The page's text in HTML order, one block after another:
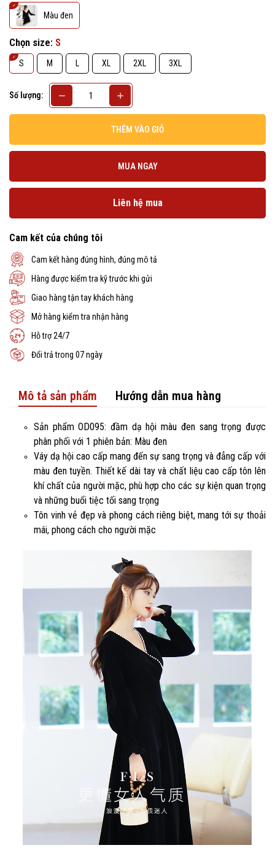
Màu đen
Chọn size: S
S M L XL 2XL 3XL
Số lượng:
THÊM VÀO GIỎ
MUA NGAY
Liên hệ mua
Cam kết của chúng tôi
Cam kết hàng đúng hình, đúng mô tả
Hàng được kiểm tra kỹ trước khi gửi
Giao hàng tận tay khách hàng
Mở hàng kiểm tra nhận hàng
Hỗ trợ 24/7
Đổi trả trong 07 ngày
Mô tả sản phẩm Hướng dẫn mua hàng
Sản phẩm OD095: đầm dạ hội màu đen sang trọng được
phân phối với 1 phiên bản: Màu đen
Váy dạ hội cao cấp mang đến sự sang trọng và đẳng cấp với
màu đen tuyền. Thiết kế dài tay và chất liệu cao cấp tôn lên
khí chất của người mặc, phù hợp cho các sự kiện quan trọng
và những buổi tiệc tối sang trọng
Tôn vinh vẻ đẹp và phong cách riêng biệt, mang tới sự thoải
mái, phong cách cho người mặc